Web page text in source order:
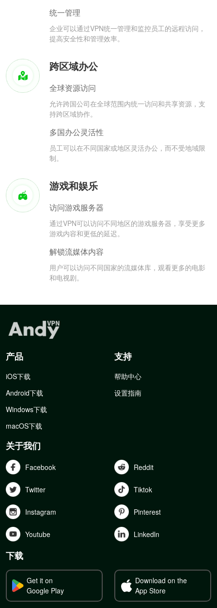
统一管理
企业可以通过VPN统一管理和监控员工的远程访问，
提高安全性和管理效率。
跨区域办公
全球资源访问
允许跨国公司在全球范围内统一访问和共享资源，支
持跨区域协作。
多国办公灵活性
员工可以在不同国家或地区灵活办公，而不受地域限
制。
游戏和娱乐
访问游戏服务器
通过VPN可以访问不同地区的游戏服务器，享受更多
游戏内容和更低的延迟。
解锁流媒体内容
用户可以访问不同国家的流媒体库，观看更多的电影
和电视剧。
产品
iOS下载
Android下载
Windows下载
macOS下载
支持
帮助中心
设置指南
关于我们
Facebook Reddit
Twitter Tiktok
Instagram Pinterest
Youtube Linkedln
下载
Get it on
Google Play
Download on the
App Store